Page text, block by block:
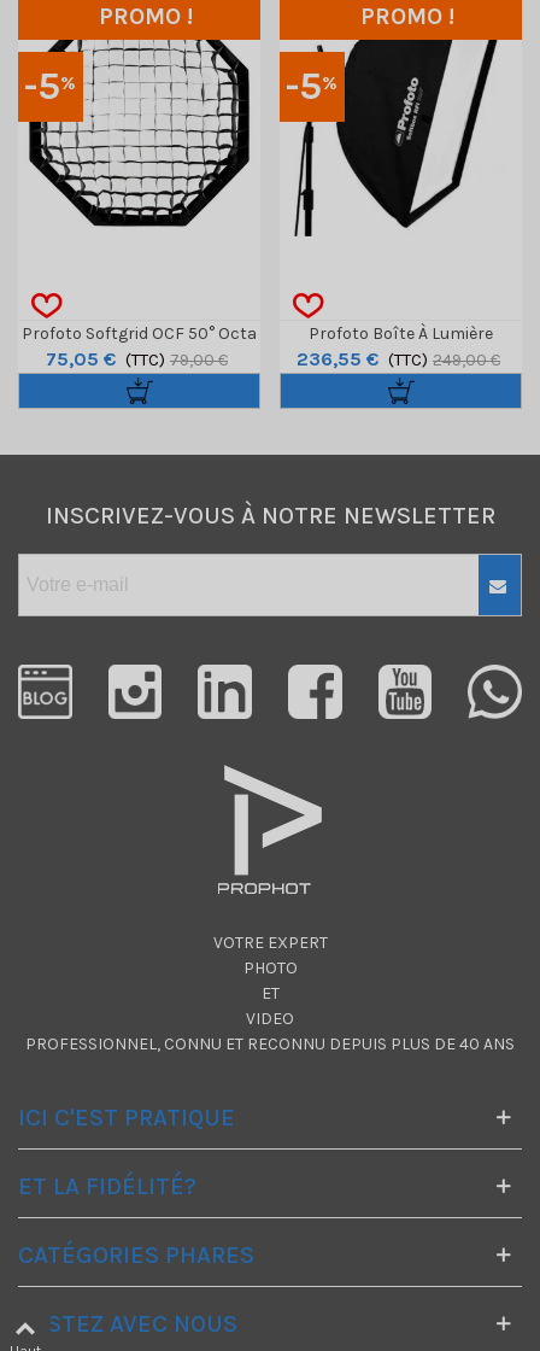
-5%
PROMO !
Profoto Softgrid OCF 50° Octa
3'
75,05 € (TTC) 79,00 €
-5%
PROMO !
Profoto Boîte À Lumière
Softbox RFI 90 X 90 (3' X 3')
236,55 € (TTC) 249,00 €
INSCRIVEZ-VOUS À NOTRE NEWSLETTER
VOTRE EXPERT
PHOTO
ET
VIDEO
PROFESSIONNEL, CONNU ET RECONNU DEPUIS PLUS DE 40 ANS
ICI C'EST PRATIQUE
ET LA FIDÉLITÉ?
CATÉGORIES PHARES
RESTEZ AVEC NOUS